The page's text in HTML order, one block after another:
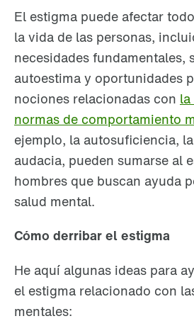
El estigma puede afectar
la vida de las personas,
necesidades fundamentales,
autoestima y oportunidades
nociones relacionadas con
normas de comportamiento
ejemplo, la autosuficiencia,
audacia, pueden sumarse al
hombres que buscan ayuda
salud mental.
Cómo derribar el estigma
He aquí algunas ideas para
el estigma relacionado con
mentales: